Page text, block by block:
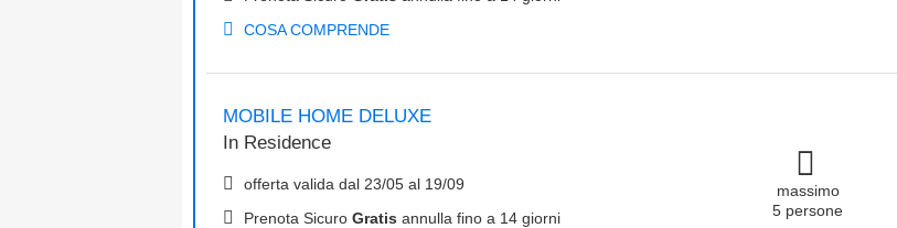
COSA COMPRENDE
MOBILE HOME DELUXE
In Residence
offerta valida dal 23/05 al 19/09
Prenota Sicuro Gratis annulla fino a 14 giorni
massimo
5 persone